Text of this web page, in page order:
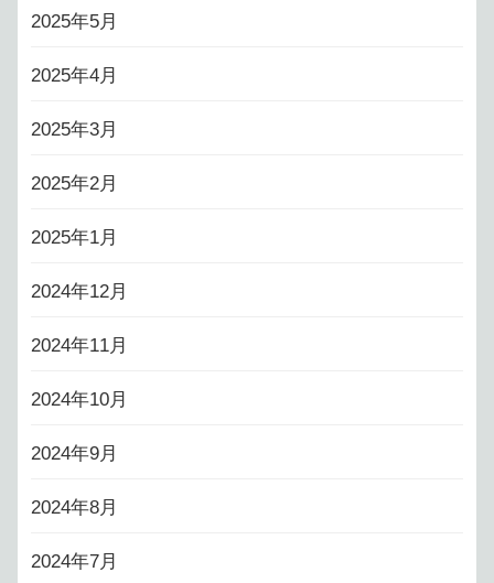
2025年5月
2025年4月
2025年3月
2025年2月
2025年1月
2024年12月
2024年11月
2024年10月
2024年9月
2024年8月
2024年7月